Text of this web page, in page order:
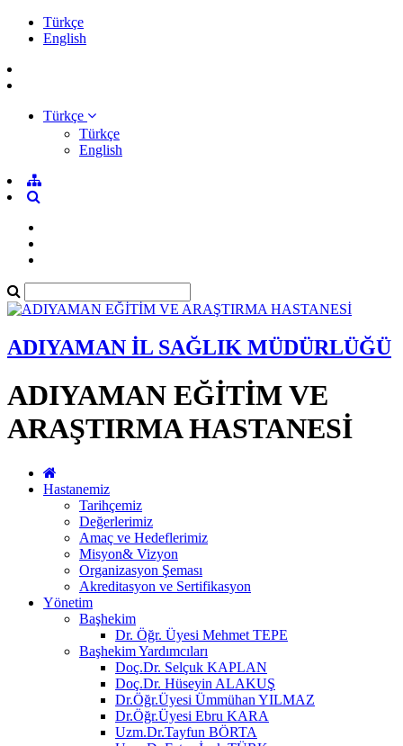
Türkçe
English
Türkçe
Türkçe
English
ADIYAMAN İL SAĞLIK MÜDÜRLÜĞÜ
ADIYAMAN EĞİTİM VE
ARAŞTIRMA HASTANESİ
Hastanemiz
Tarihçemiz
Değerlerimiz
Amaç ve Hedeflerimiz
Misyon& Vizyon
Organizasyon Şeması
Akreditasyon ve Sertifikasyon
Yönetim
Başhekim
Dr. Öğr. Üyesi Mehmet TEPE
Başhekim Yardımcıları
Doç.Dr. Selçuk KAPLAN
Doç.Dr. Hüseyin ALAKUŞ
Dr.Öğr.Üyesi Ümmühan YILMAZ
Dr.Öğr.Üyesi Ebru KARA
Uzm.Dr.Tayfun BÖRTA